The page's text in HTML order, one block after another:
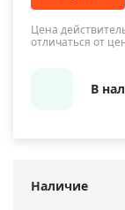
Цена
отличаться от
В
Наличие